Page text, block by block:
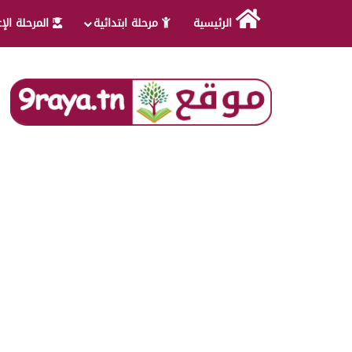
الرئيسية مرحلة ابتدائية المرحلة